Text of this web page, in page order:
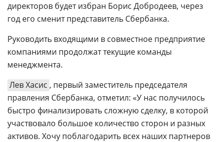
директоров будет избран Борис Добродеев, через
год его сменит представитель Сбербанка.
Руководить входящими в совместное предприятие
компаниями продолжат текущие команды
менеджмента.
Лев Хасис , первый заместитель председателя
правления Сбербанка, отметил: «У нас получилось
быстро финализировать сложную сделку, в которой
участвовало большое количество сторон и разных
активов. Хочу поблагодарить всех наших партнеров